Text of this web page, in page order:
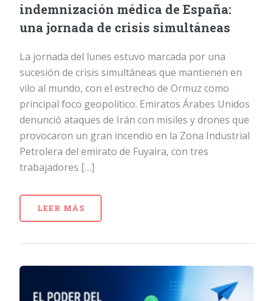
indemnización médica de España:
una jornada de crisis simultáneas
La jornada del lunes estuvo marcada por una
sucesión de crisis simultáneas que mantienen en
vilo al mundo, con el estrecho de Ormuz como
principal foco geopolítico. Emiratos Árabes Unidos
denunció ataques de Irán con misiles y drones que
provocaron un gran incendio en la Zona Industrial
Petrolera del emirato de Fuyaira, con tres
trabajadores […]
LEER MÁS